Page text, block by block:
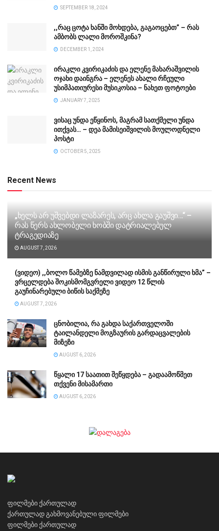
SEPTEMBER 18, 2024
,,რაც ცოტა ხანში მოხდება, გაგაოცებთ” – რას
ამბობს ლალი მოროშკინა?
DECEMBER 1, 2024
ირაკლი კვირიკაძის და ელენე მახარაშვილის
ოჯახი დაინგრა – ელენეს ახალი რჩეული
უსიმპათიურესი მუსიკოსია – ნახეთ ფოტოები
JANUARY 7, 2025
ვისაც უნდა ეწყინოს, მაგრამ სათქმელი უნდა
ითქვას… – დეა მამისეიშვილის მოულოდნელი
პოსტი
OCTOBER 5, 2025
Recent News
„ხელს არ უშვებდი ლაზარეს, არც ახლა გაუშვი…“ –
რას წერს ახლობელი ხობში დატრიალებულ
ტრაგედიაზე
AUGUST 7, 2026
(ვიდეო) ,,ბოლო წამებზე ნამდვილად ისმის განწირული ხმა” –
ვრცელდება შოკისმომგვრელი ვიდეო 12 წლის
გაუჩინარებული ბიწის საქმეზე
AUGUST 7, 2026
ცნობილია, რა გახდა საქართველოში
ტაილანდელი მოგზაურის გარდაცვალების
მიზეზი
AUGUST 6, 2026
წყალი 17 საათით შეწყდება – გადაამოწმეთ
თქვენი მისამართი
AUGUST 6, 2026
ფილმები ქართულად
ქართულად გახმოვანებული ფილმები
ფილმები ქართულად